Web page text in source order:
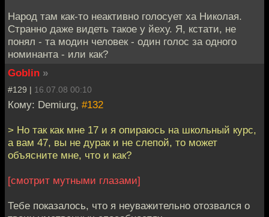
Народ там как-то неактивно голосует ха Николая.
Странно даже видеть такое у йеху. Я, кстати, не
понял - та модин человек - один голос за одного
номинанта - или как?
Goblin »
#129 | 16.07.08 00:10
Кому: Demiurg, #132
> Но так как мне 17 и я опираюсь на школьный курс,
а вам 47, вы не дурак и не слепой, то может
объясните мне, что и как?
[смотрит мутными глазами]
Тебе показалось, что я неуважительно отозвался о